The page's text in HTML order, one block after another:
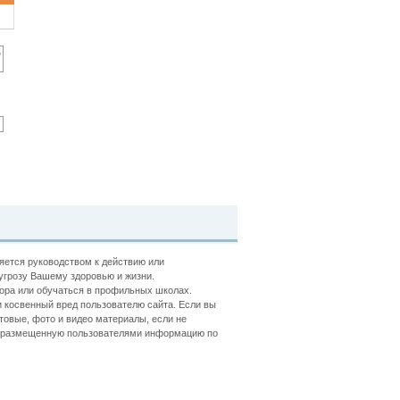
руководством к действию или
Вашему здоровью и жизни.
или обучаться в профильных школах.
вред пользователю сайта. Если вы
фото и видео материалы, если не
размещенную пользователями информацию по